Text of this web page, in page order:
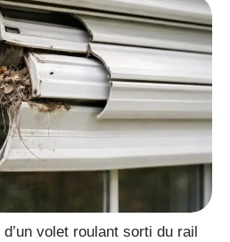
volet roulant sorti du rail